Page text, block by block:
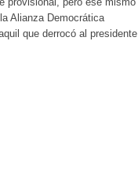
Alianza Democrática
que derrocó al presidente